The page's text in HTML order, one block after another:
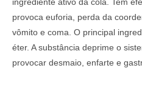
provoca euforia, perda da
vômito e coma. O principal
éter. A substância deprime o
provocar desmaio, enfarte e